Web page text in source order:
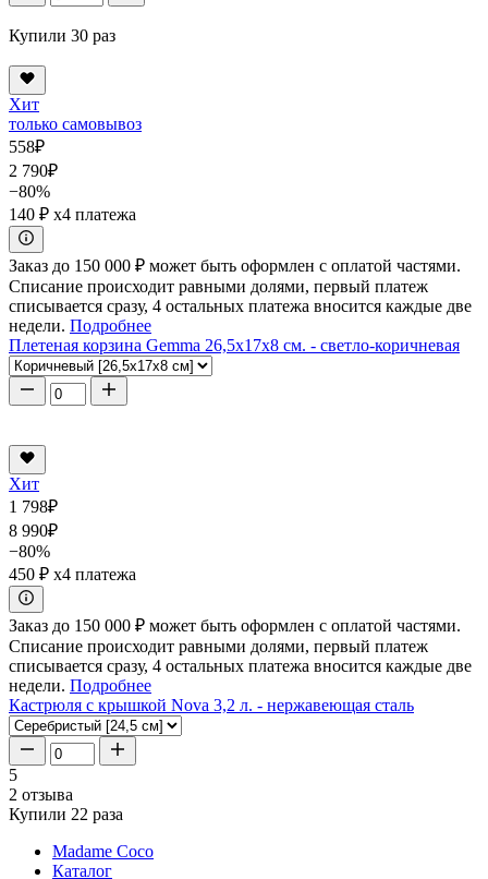
Купили 30 раз
Хит
только самовывоз
558₽
2 790₽
−80%
140 ₽ x4 платежа
Заказ до 150 000 ₽ может быть оформлен с оплатой частями.
Списание происходит равными долями, первый платеж
списывается сразу, 4 остальных платежа вносится каждые две
недели. Подробнее
Плетеная корзина Gemma 26,5x17x8 см. - светло-коричневая
Хит
1 798₽
8 990₽
−80%
450 ₽ x4 платежа
Заказ до 150 000 ₽ может быть оформлен с оплатой частями.
Списание происходит равными долями, первый платеж
списывается сразу, 4 остальных платежа вносится каждые две
недели. Подробнее
Кастрюля с крышкой Nova 3,2 л. - нержавеющая сталь
5
2 отзыва
Купили 22 раза
Madame Coco
Каталог